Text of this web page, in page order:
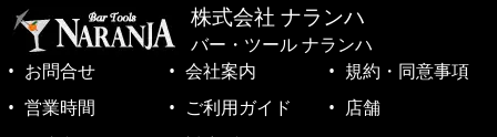
株式会社 ナランハ
バー・ツール ナランハ
お問合せ
会社案内
規約・同意事項
営業時間
ご利用ガイド
店舗